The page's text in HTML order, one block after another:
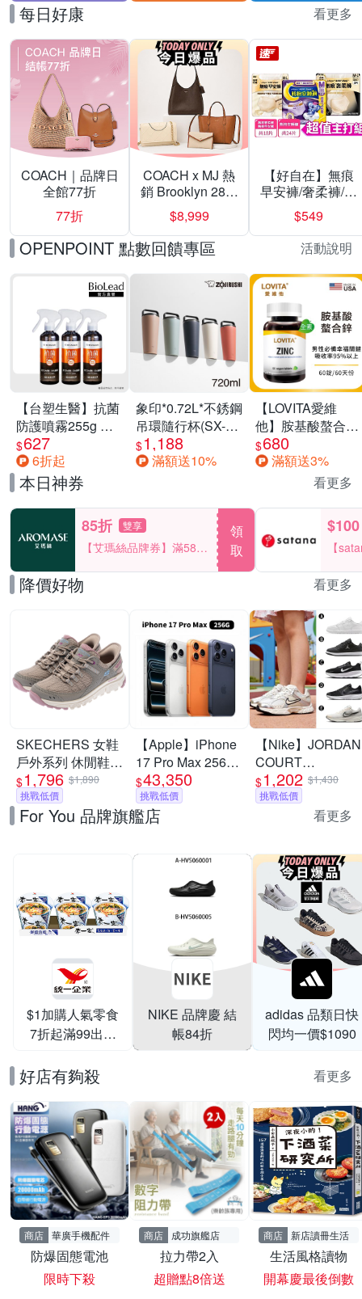
每日好康 看更多
COACH｜品牌日
全館77折
77折
COACH x MJ 熱
銷 Brooklyn 28／
兩用／斜背包均
一價-多款可選
$8,999
【好自在】無痕
早安褲/奢柔褲/熊
抱安睡褲 超值組
任選一組 -生理
褲/衛生棉褲(無痕
褲18片、安睡褲
24片)
$549
OPENPOINT 點數回饋專區 活動說明
【台塑生醫】抗菌
防護噴霧255g 三
入組
$627
6折起
象印*0.72L*不銹鋼
吊環隨行杯(SX-
LA72H)
$1,188
滿額送10%
【LOVITA愛維
他】胺基酸螯合鋅
x2瓶30mg素食錠
(鋅錠)
$680
滿額送3%
本日神券 看更多
85折 雙享
【艾瑪絲品牌券】滿580
享85折！
領
取
$100
【
一件
降價好物 看更多
SKECHERS 女鞋
戶外系列 休閒鞋
瞬穿舒適科技
SUMMITS AT -
180270TPMT
$1,796 $1,890
挑戰低價
【Apple】iPhone
17 Pro Max 256G
6.9吋 手機
$43,350
挑戰低價
【Nike】JORDAN
COURT
CONNECT LOW
休閒鞋 慢跑鞋 運
動鞋 男女/大童 A-
款
$1,202 $1,430
挑戰低價
For You 品牌旗艦店 看更多
$1加購人氣零食
7折起滿99出貨
NIKE 品牌慶 結
帳84折
adidas 品類日快
閃均一價$1090
好店有夠殺 看更多
商店 華廣手機配件
防爆固態電池
限時下殺
商店 成功旗艦店
拉力帶2入
超贈點8倍送
商店 新店讀冊生活
生活風格讀物
開幕慶最後倒數